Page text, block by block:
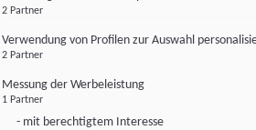
2 Partner
Verwendung von Profilen zur Auswahl
2 Partner
Messung der Werbeleistung
1 Partner
- mit berechtigtem Interesse